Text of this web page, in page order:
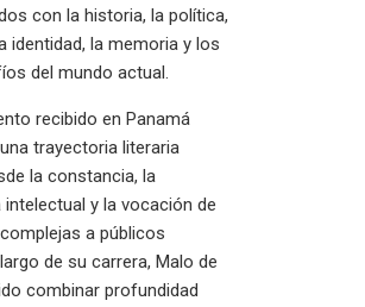
con la historia, la política,
identidad, la memoria y los
del mundo actual.
recibido en Panamá
trayectoria literaria
la constancia, la
intelectual y la vocación de
a públicos
de su carrera, Malo de
combinar profundidad